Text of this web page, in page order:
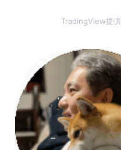
TradingView提供